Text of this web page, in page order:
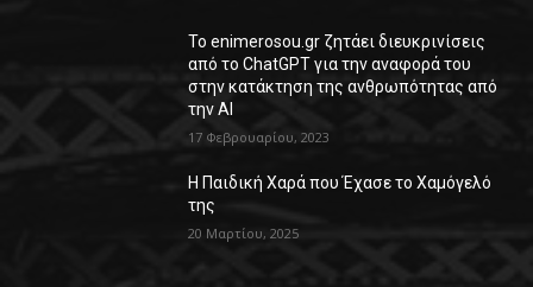
Το enimerosou.gr ζητάει διευκρινίσεις
από το ChatGPT για την αναφορά του
στην κατάκτηση της ανθρωπότητας από
την AI
17 Φεβρουαρίου, 2023
Η Παιδική Χαρά που Έχασε το Χαμόγελό
της
20 Μαρτίου, 2025